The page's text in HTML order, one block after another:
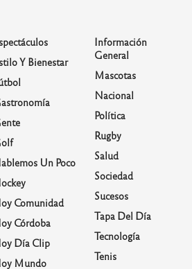
Y Bienestar
Un Poco
Comunidad
Córdoba
Día Clip
Mundo
Información
General
Mascotas
Nacional
Política
Rugby
Salud
Sociedad
Sucesos
Tapa Del Día
Tecnología
Tenis